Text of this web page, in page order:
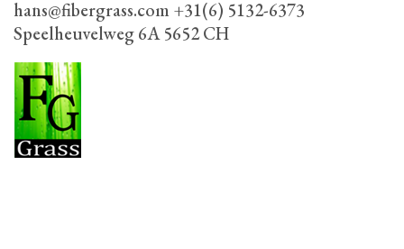
hans@fibergrass.com +31(6) 5132-6373
Speelheuvelweg 6A 5652 CH